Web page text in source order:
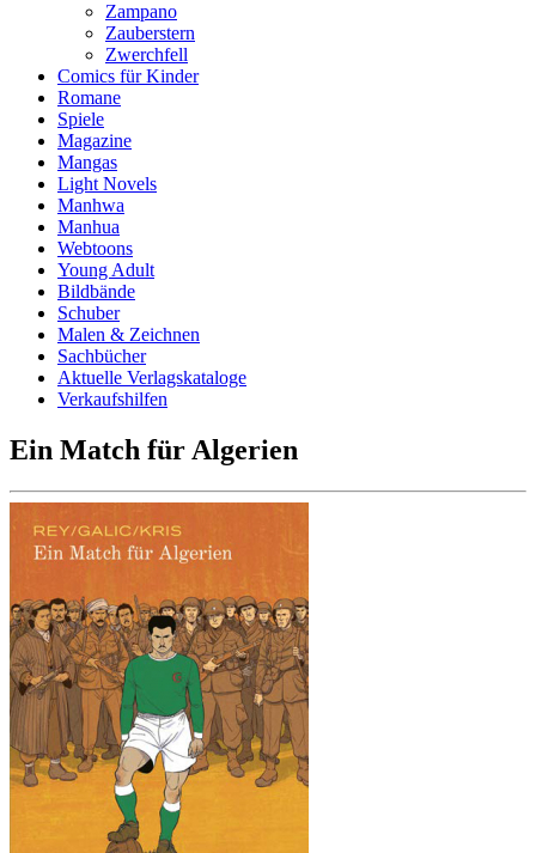
Zampano
Zauberstern
Zwerchfell
Comics für Kinder
Romane
Spiele
Magazine
Mangas
Light Novels
Manhwa
Manhua
Webtoons
Young Adult
Bildbände
Schuber
Malen & Zeichnen
Sachbücher
Aktuelle Verlagskataloge
Verkaufshilfen
Ein Match für Algerien